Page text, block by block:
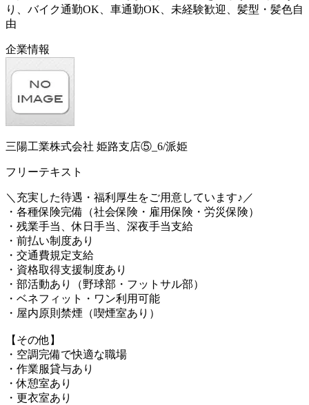
り、バイク通勤OK、車通勤OK、未経験歓迎、髪型・髪色自
由
企業情報
三陽工業株式会社 姫路支店⑤_6/派姫
フリーテキスト
＼充実した待遇・福利厚生をご用意しています♪／
・各種保険完備（社会保険・雇用保険・労災保険）
・残業手当、休日手当、深夜手当支給
・前払い制度あり
・交通費規定支給
・資格取得支援制度あり
・部活動あり（野球部・フットサル部）
・ベネフィット・ワン利用可能
・屋内原則禁煙（喫煙室あり）
【その他】
・空調完備で快適な職場
・作業服貸与あり
・休憩室あり
・更衣室あり